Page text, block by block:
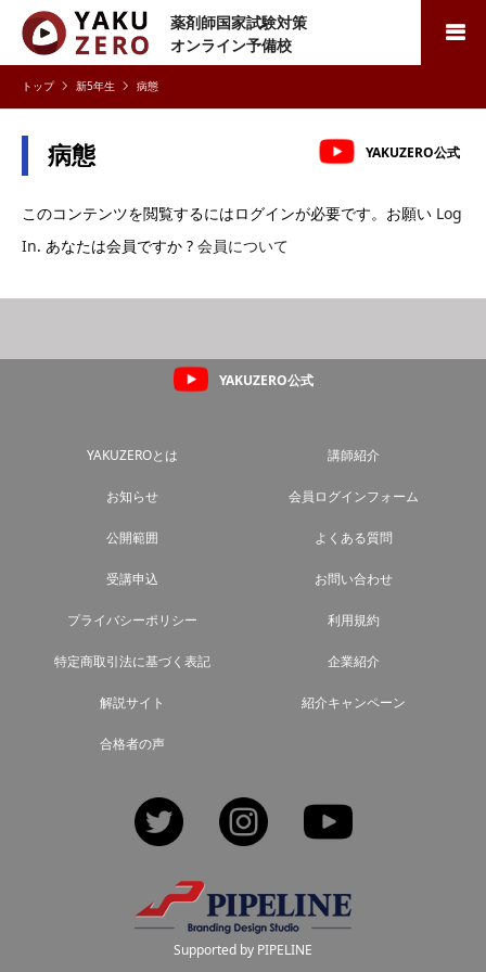
薬剤師国家試験対策
オンライン予備校
検索
新5年生 病態
病態 YAKUZERO公式
このコンテンツを閲覧するにはログインが必要です。お願い Log
In. あなたは会員ですか ? 会員について
YAKUZERO公式
YAKUZEROとは 講師紹介
お知らせ 会員ログインフォーム
公開範囲 よくある質問
受講申込 お問い合わせ
プライバシーポリシー 利用規約
特定商取引法に基づく表記 企業紹介
解説サイト 紹介キャンペーン
合格者の声
Twitter Instagram
Supported by PIPELINE